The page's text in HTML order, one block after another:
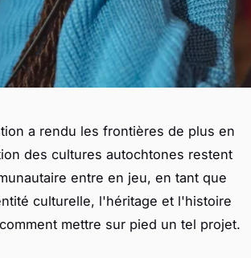
a rendu les frontières de plus en
des cultures autochtones restent
entre en jeu, en tant que
culturelle, l'héritage et l'histoire
mettre sur pied un tel projet.